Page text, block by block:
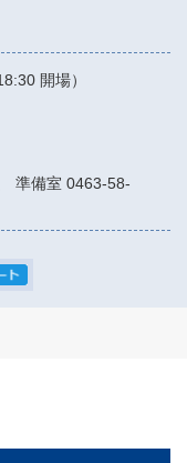
開場）
準備室 0463-58-